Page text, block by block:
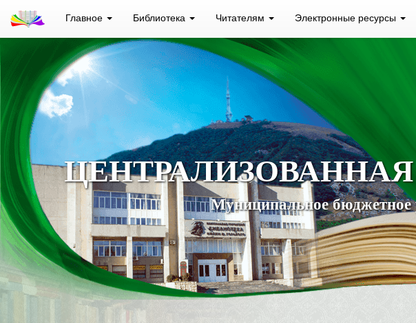
Главное Библиотека Читателям Электронные ресурсы
Муниципальное бюджетное